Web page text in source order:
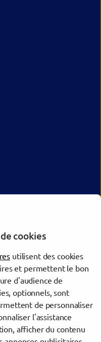
cookies
utilisent des cookies
et permettent le bon
d'audience de
optionnels, sont
de personnaliser
l'assistance
afficher du contenu